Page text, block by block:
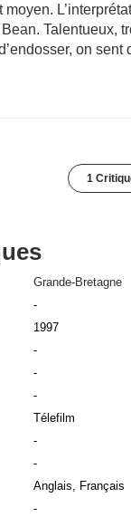
Talentueux,
on sent
1
Grande-Bretagne
-
1997
-
-
-
Télefilm
-
-
Anglais, Français
-